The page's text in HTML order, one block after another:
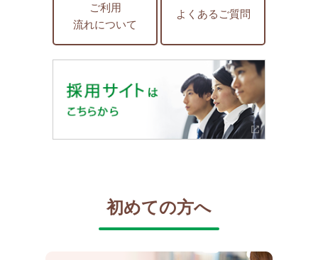
ご利用
流れについて
よくあるご質問
初めての方へ